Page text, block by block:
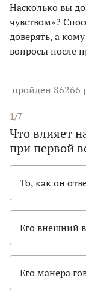
Насколько вы
чувством»?
доверять, а
вопросы после
пройден 86266
1/7
Что влияет
при первой
То, как он
Его внешний
Его манера